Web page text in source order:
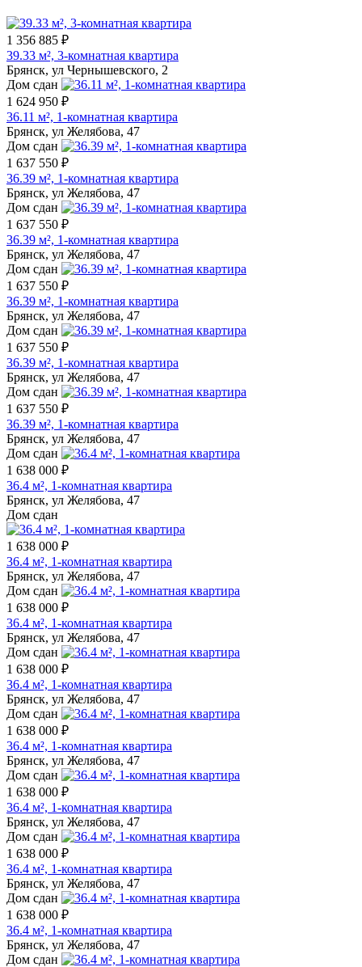
1 356 885 ₽
39.33 м², 3-комнатная квартира
Брянск, ул Чернышевского, 2
Дом сдан
1 624 950 ₽
36.11 м², 1-комнатная квартира
Брянск, ул Желябова, 47
Дом сдан
1 637 550 ₽
36.39 м², 1-комнатная квартира
Брянск, ул Желябова, 47
Дом сдан
1 637 550 ₽
36.39 м², 1-комнатная квартира
Брянск, ул Желябова, 47
Дом сдан
1 637 550 ₽
36.39 м², 1-комнатная квартира
Брянск, ул Желябова, 47
Дом сдан
1 637 550 ₽
36.39 м², 1-комнатная квартира
Брянск, ул Желябова, 47
Дом сдан
1 637 550 ₽
36.39 м², 1-комнатная квартира
Брянск, ул Желябова, 47
Дом сдан
1 638 000 ₽
36.4 м², 1-комнатная квартира
Брянск, ул Желябова, 47
Дом сдан
1 638 000 ₽
36.4 м², 1-комнатная квартира
Брянск, ул Желябова, 47
Дом сдан
1 638 000 ₽
36.4 м², 1-комнатная квартира
Брянск, ул Желябова, 47
Дом сдан
1 638 000 ₽
36.4 м², 1-комнатная квартира
Брянск, ул Желябова, 47
Дом сдан
1 638 000 ₽
36.4 м², 1-комнатная квартира
Брянск, ул Желябова, 47
Дом сдан
1 638 000 ₽
36.4 м², 1-комнатная квартира
Брянск, ул Желябова, 47
Дом сдан
1 638 000 ₽
36.4 м², 1-комнатная квартира
Брянск, ул Желябова, 47
Дом сдан
1 638 000 ₽
36.4 м², 1-комнатная квартира
Брянск, ул Желябова, 47
Дом сдан